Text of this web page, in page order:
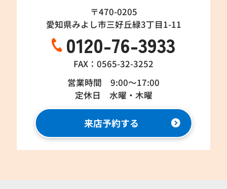
〒470-0205
愛知県みよし市三好丘緑3丁目1-11
0120-76-3933
FAX：0565-32-3252
営業時間 9:00～17:00
定休日 水曜・木曜
来店予約する